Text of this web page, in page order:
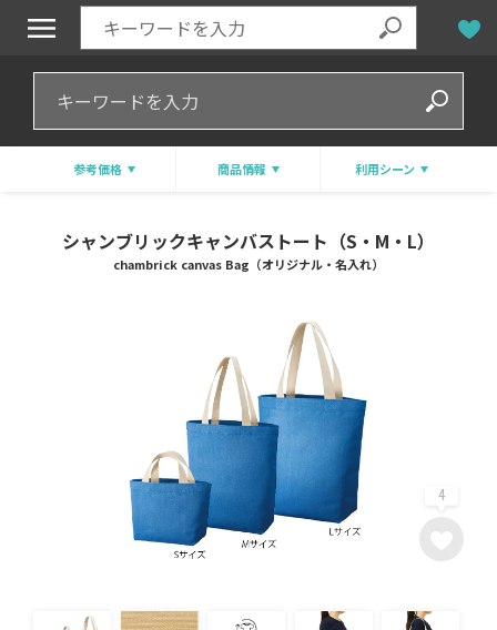
参考価格 商品情報 利用シーン
シャンブリックキャンバストート（S・M・L）
chambrick canvas Bag（オリジナル・名入れ）
4